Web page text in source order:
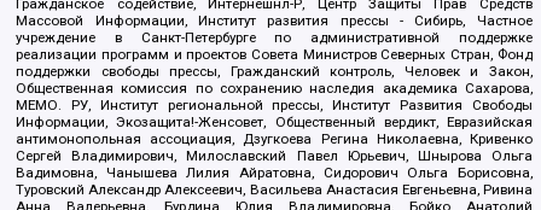
Гражданское содействие, Интернешнл-Р, Центр Защиты Прав Средств
Массовой Информации, Институт развития прессы - Сибирь, Частное
учреждение в Санкт-Петербурге по административной поддержке
реализации программ и проектов Совета Министров Северных Стран, Фонд
поддержки свободы прессы, Гражданский контроль, Человек и Закон,
Общественная комиссия по сохранению наследия академика Сахарова,
МЕМО. РУ, Институт региональной прессы, Институт Развития Свободы
Информации, Экозащита!-Женсовет, Общественный вердикт, Евразийская
антимонопольная ассоциация, Дзугкоева Регина Николаевна, Кривенко
Сергей Владимирович, Милославский Павел Юрьевич, Шнырова Ольга
Вадимовна, Чанышева Лилия Айратовна, Сидорович Ольга Борисовна,
Туровский Александр Алексеевич, Васильева Анастасия Евгеньевна, Ривина